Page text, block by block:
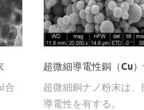
合
超微細導電性銅（Cu
超微細銅ナノ粉末は、
導電性を有する。